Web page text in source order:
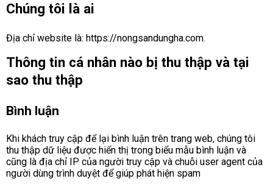
Chúng tôi là ai
Địa chỉ website là: https://nongsandungha.com.
Thông tin cá nhân nào bị thu thập và tại
sao thu thập
Bình luận
Khi khách truy cập để lại bình luận trên trang web, chúng tôi
thu thập dữ liệu được hiển thị trong biểu mẫu bình luận và
cũng là địa chỉ IP của người truy cập và chuỗi user agent của
người dùng trình duyệt để giúp phát hiện spam